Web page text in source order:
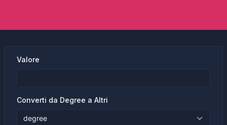
Valore
Converti da Degree a Altri